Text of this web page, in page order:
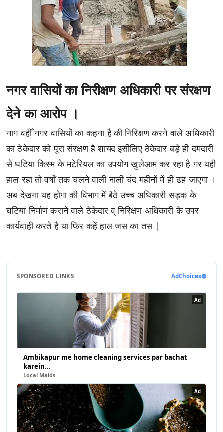
नगर वासियों का निरीक्षण अधिकारी पर संरक्षण
देने का आरोप ।
नाग वहीँ नगर वासियों का कहना है की निरिक्षण करने वाले अधिकारी
का ठेकेदार को पूरा संरक्षण है शायद इसीलिए ठेकेदार बड़े ही दमदारी
से घटिया किस्म के मटेरियल का उपयोग खुलेआम कर रहा है गर यही
हाल रहा तो वर्षों तक चलने वाली नाली चंद महीनों में ही ढह जाएगा ।
अब देखना यह होगा की विभाग में बैठे उच्च अधिकारी सड़क के
घटिया निर्माण कराने वाले ठेकेदार व् निरिक्षण अधिकारी के उपर
कार्यवाही करते है या फिर कहें हाल जस का तस |
SPONSORED LINKS AdChoices🔵
Ad
Ambikapur me home cleaning services par bachat
karein...
Local Maids
Ad